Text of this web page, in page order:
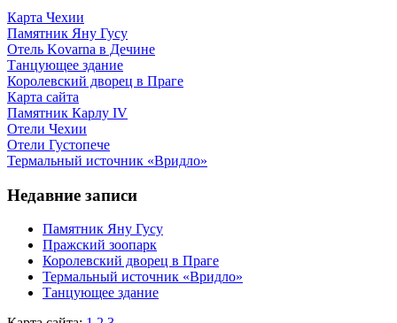
Карта Чехии
Памятник Яну Гусу
Отель Kovarna в Дечине
Танцующее здание
Королевский дворец в Праге
Карта сайта
Памятник Карлу IV
Отели Чехии
Отели Густопече
Термальный источник «Вридло»
Недавние записи
Памятник Яну Гусу
Пражский зоопарк
Королевский дворец в Праге
Термальный источник «Вридло»
Танцующее здание